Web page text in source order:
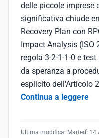
delle piccole imprese
significativa chiude
Recovery Plan con
Impact Analysis (ISO
regola 3-2-1-1-0 e
da speranza a
esplicito dell'Articolo
Continua a leggere
Ultima modifica: Martedì 14